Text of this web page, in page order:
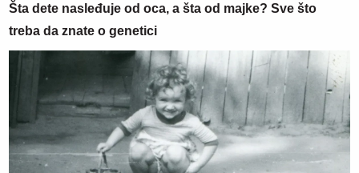
Šta dete nasleđuje od oca, a šta od majke? Sve što
treba da znate o genetici